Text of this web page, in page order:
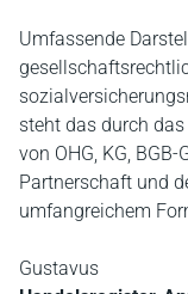
Umfassende
steht das durch
von OHG, KG,
Partnerschaft und
umfangreichem
Gustavus